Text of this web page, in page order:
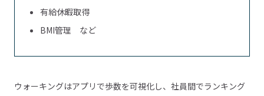
有給休暇取得
BMI管理 など
ウォーキングはアプリで歩数を可視化し、社員間でランキング